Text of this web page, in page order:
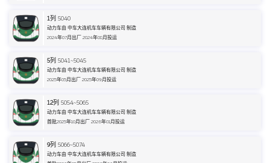
1列 5040
动力车由 中车大连机车车辆有限公司 制造
2024年07月出厂 2024年08月投运
5列 5041~5045
动力车由 中车大连机车车辆有限公司 制造
2025年05月出厂 2025年09月投运
12列 5054~5065
动力车由 中车大连机车车辆有限公司 制造
首批2025年10月出厂 2026年01月投运
9列 5066~5074
动力车由 中车大连机车车辆有限公司 制造